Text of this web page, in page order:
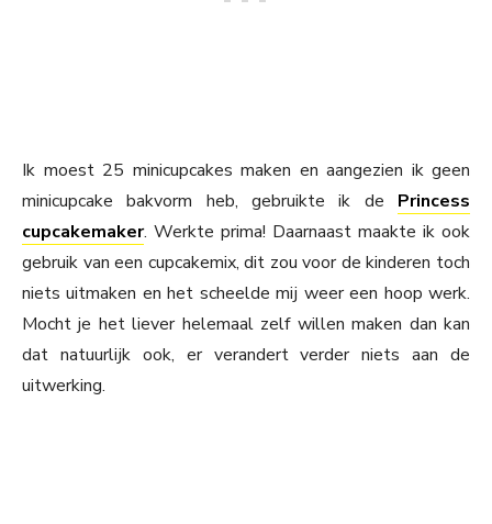
Ik moest 25 minicupcakes maken en aangezien ik geen
minicupcake bakvorm heb, gebruikte ik de Princess
cupcakemaker. Werkte prima! Daarnaast maakte ik ook
gebruik van een cupcakemix, dit zou voor de kinderen toch
niets uitmaken en het scheelde mij weer een hoop werk.
Mocht je het liever helemaal zelf willen maken dan kan
dat natuurlijk ook, er verandert verder niets aan de
uitwerking.